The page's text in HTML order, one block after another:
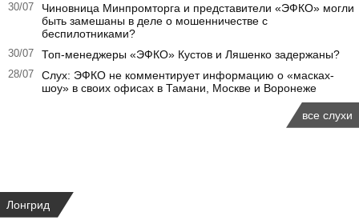
30/07
Чиновница Минпромторга и представители «ЭФКО» могли
быть замешаны в деле о мошенничестве с
беспилотниками?
30/07 Топ-менеджеры «ЭФКО» Кустов и Ляшенко задержаны?
28/07
Слух: ЭФКО не комментирует информацию о «масках-
шоу» в своих офисах в Тамани, Москве и Воронеже
все слухи
Лонгрид